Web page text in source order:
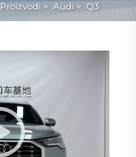
Proizvodi > Audi > Q3